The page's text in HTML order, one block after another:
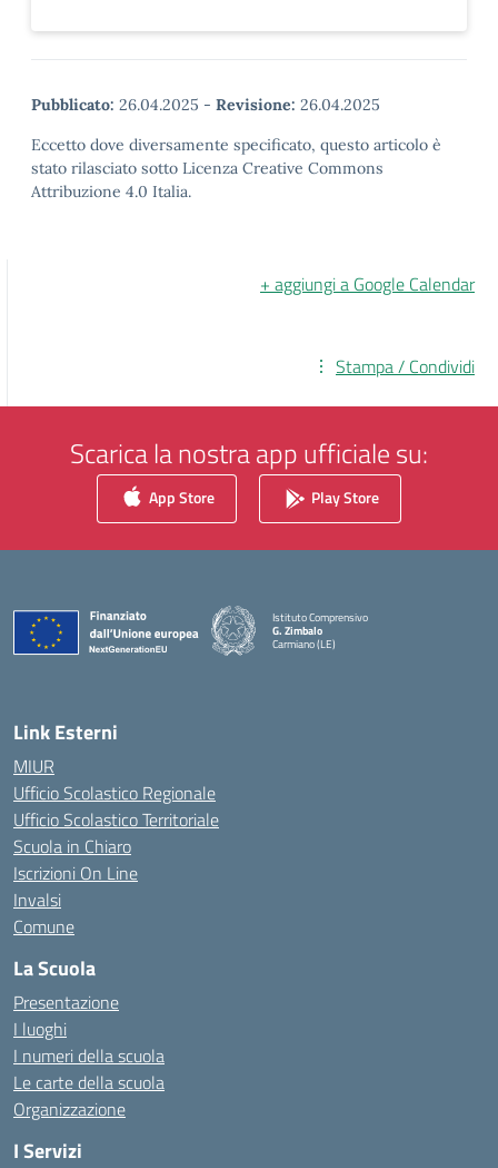
Pubblicato: 26.04.2025 - Revisione: 26.04.2025
Eccetto dove diversamente specificato, questo articolo è
stato rilasciato sotto Licenza Creative Commons
Attribuzione 4.0 Italia.
+ aggiungi a Google Calendar
Stampa / Condividi
Scarica la nostra app ufficiale su:
App Store Play Store
Istituto Comprensivo
G. Zimbalo
Carmiano (LE)
Link Esterni
MIUR
Ufficio Scolastico Regionale
Ufficio Scolastico Territoriale
Scuola in Chiaro
Iscrizioni On Line
Invalsi
Comune
La Scuola
Presentazione
I luoghi
I numeri della scuola
Le carte della scuola
Organizzazione
I Servizi